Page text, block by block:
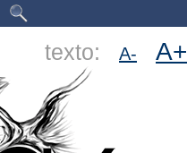
texto: A- A+